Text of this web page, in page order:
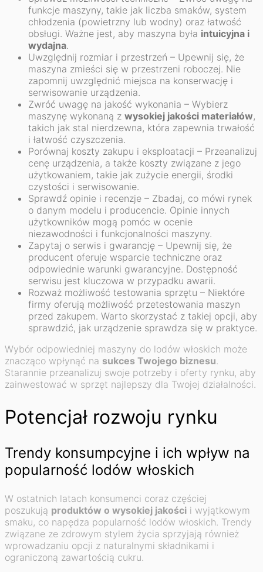
funkcje maszyny, takie jak liczba smaków, system
chłodzenia (powietrzny lub wodny) oraz łatwość
obsługi. Ważne jest, aby maszyna była intuicyjna i
wydajna.
Uwzględnij rozmiar i przestrzeń – Upewnij się, że
maszyna zmieści się w przestrzeni roboczej. Nie
zapomnij uwzględnić miejsca na konserwację i
serwisowanie urządzenia.
Zwróć uwagę na jakość wykonania – Wybierz
maszynę wykonaną z wysokiej jakości materiałów,
takich jak stal nierdzewna, która zapewnia trwałość
i łatwość czyszczenia.
Porównaj koszty zakupu i eksploatacji – Przeanalizuj
cenę urządzenia, a także koszty związane z jego
użytkowaniem, takie jak zużycie energii, środki
czystości i serwisowanie.
Sprawdź opinie i recenzje – Zbadaj, co mówi rynek
o danym modelu i producencie. Opinie innych
użytkowników mogą pomóc w ocenie
niezawodności i funkcjonalności maszyny.
Zapytaj o serwis i gwarancję – Upewnij się, że
producent oferuje wsparcie techniczne oraz
odpowiednie warunki gwarancyjne. Dostępność
serwisu jest kluczowa w przypadku awarii.
Rozważ możliwość testowania sprzętu – Niektóre
firmy oferują możliwość przetestowania maszyn
przed zakupem. Warto skorzystać z takiej opcji, aby
sprawdzić, jak urządzenie sprawdza się w praktyce.
Wybór odpowiedniej maszyny do lodów włoskich może
znacząco wpłynąć na sukces Twojego biznesu.
Starannie przeanalizuj swoje potrzeby i oferty rynku, aby
zainwestować w sprzęt najlepszy dla Twojej działalności.
Potencjał rozwoju rynku
Trendy konsumpcyjne i ich wpływ na
popularność lodów włoskich
W ostatnich latach konsumenci coraz częściej
poszukują produktów o wysokiej jakości i wyjątkowym
smaku, co napędza popularność lodów włoskich. Trendy
związane ze zdrowym stylem życia sprzyjają również
wprowadzaniu opcji z naturalnymi składnikami i
ograniczoną zawartością cukru.